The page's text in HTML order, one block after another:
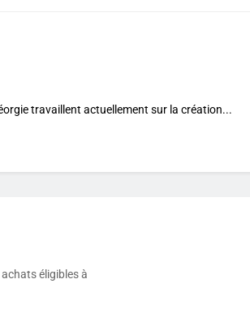
travaillent actuellement sur la création...
éligibles à